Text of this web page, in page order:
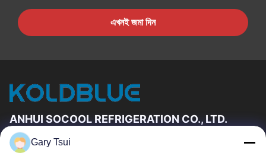
এখনই জমা দিন
ANHUI SOCOOL REFRIGERATION CO., LTD.
দ্রুত লিঙ্কGary Tsui